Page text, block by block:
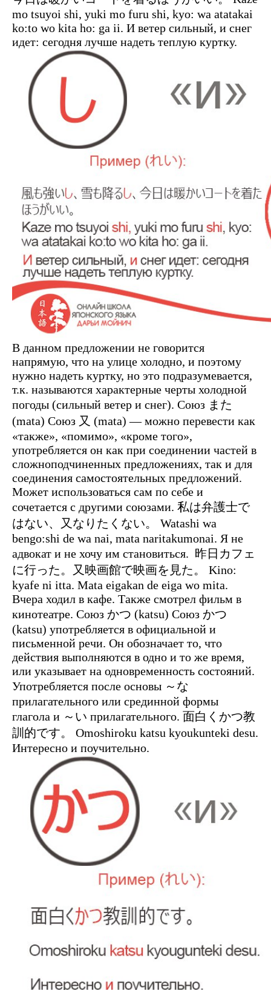
mo tsuyoi shi, yuki mo furu shi, kyo: wa atatakai
ko:to wo kita ho: ga ii. И ветер сильный, и снег
идет: сегодня лучше надеть теплую куртку.
В данном предложении не говорится
напрямую, что на улице холодно, и поэтому
нужно надеть куртку, но это подразумевается,
т.к. называются характерные черты холодной
погоды (сильный ветер и снег). Союз また
(mata) Союз 又 (mata) — можно перевести как
«также», «помимо», «кроме того»,
употребляется он как при соединении частей в
сложноподчиненных предложениях, так и для
соединения самостоятельных предложений.
Может использоваться сам по себе и
сочетается с другими союзами. 私は弁護士で
はない、又なりたくない。 Watashi wa
bengo:shi de wa nai, mata naritakumonai. Я не
адвокат и не хочу им становиться. 昨日カフェ
に行った。又映画館で映画を見た。 Kino:
kyafe ni itta. Mata eigakan de eiga wo mita.
Вчера ходил в кафе. Также смотрел фильм в
кинотеатре. Союз かつ (katsu) Союз かつ
(katsu) употребляется в официальной и
письменной речи. Он обозначает то, что
действия выполняются в одно и то же время,
или указывает на одновременность состояний.
Употребляется после основы ～な
прилагательного или срединной формы
глагола и ～い прилагательного. 面白くかつ教
訓的です。 Omoshiroku katsu kyoukunteki desu.
Интересно и поучительно.